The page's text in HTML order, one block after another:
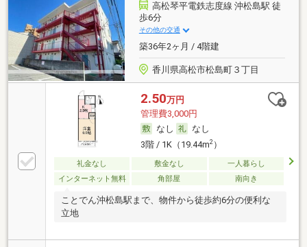
高松琴平電鉄志度線 沖松島駅 徒
歩6分
その他の交通
築36年2ヶ月 / 4階建
香川県高松市松島町３丁目
2.50万円
管理費3,000円
なし
なし
3階 / 1K（19.44m2）
礼金なし 敷金なし
一人暮らし
インターネット無料
角部屋 南向き
ことでん沖松島駅まで、物件から徒歩約6分の便利な
立地